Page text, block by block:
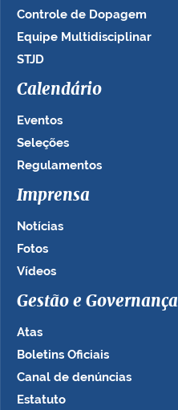
Controle de Dopagem
Equipe Multidisciplinar
STJD
Calendário
Eventos
Seleções
Regulamentos
Imprensa
Notícias
Fotos
Vídeos
Gestão e Governança
Atas
Boletins Oficiais
Canal de denúncias
Estatuto